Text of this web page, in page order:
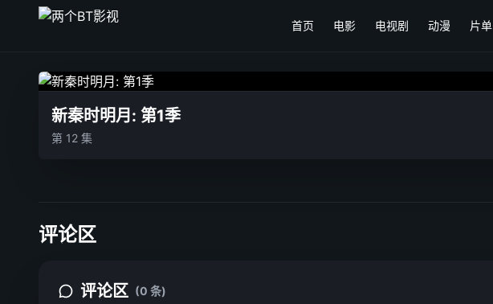
首页 电影 电视剧 动漫 片单
新秦时明月: 第1季
第 12 集
评论区
评论区 (0 条)